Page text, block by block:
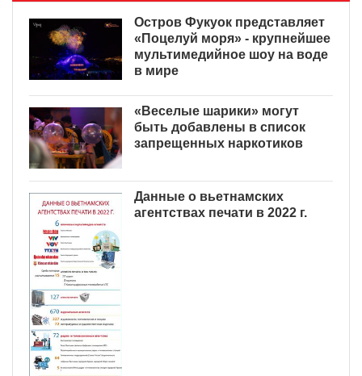
Остров Фукуок представляет
«Поцелуй моря» - крупнейшее
мультимедийное шоу на воде
в мире
«Веселые шарики» могут
быть добавлены в список
запрещенных наркотиков
Данные о вьетнамских
агентствах печати в 2022 г.